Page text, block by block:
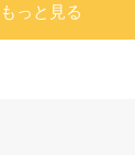
もっと見る